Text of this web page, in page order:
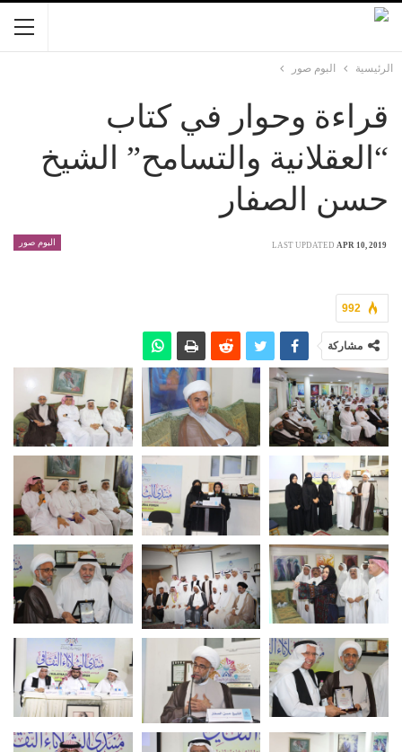
الرئيسية البوم صور
قراءة وحوار في كتاب
“العقلانية والتسامح” الشيخ
حسن الصفار
البوم صور LAST UPDATED APR 10, 2019
992
مشاركة